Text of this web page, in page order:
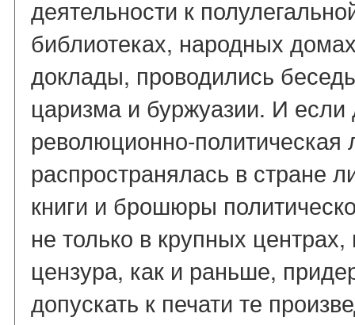
деятельности к
библиотеках, народных
доклады, проводились
царизма и буржуазии. И если
революционно-политическая
распространялась в стране
книги и брошюры
не только в крупных
цензура, как и раньше,
допускать к печати те